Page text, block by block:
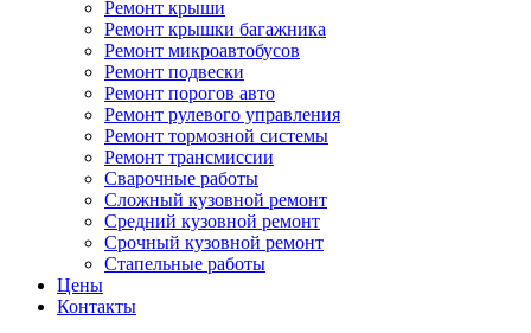
Ремонт крыши
Ремонт крышки багажника
Ремонт микроавтобусов
Ремонт подвески
Ремонт порогов авто
Ремонт рулевого управления
Ремонт тормозной системы
Ремонт трансмиссии
Сварочные работы
Сложный кузовной ремонт
Средний кузовной ремонт
Срочный кузовной ремонт
Стапельные работы
Цены
Контакты